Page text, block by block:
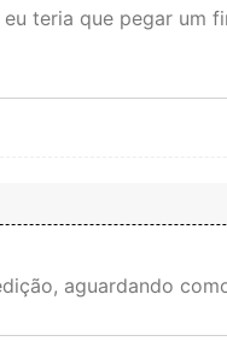
teria que pegar um
aguardando